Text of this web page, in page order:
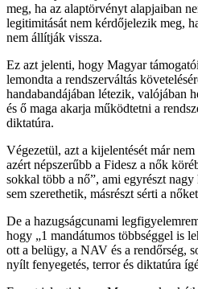
meg, ha az alaptörvényt alapjaiban
legitimitását nem kérdőjelezik meg,
nem állítják vissza.
Ez azt jelenti, hogy Magyar
lemondta a rendszerváltás
handabandájában létezik, valójában
és ő maga akarja működtetni a
diktatúra.
Végezetül, azt a kijelentését már
azért népszerűbb a Fidesz a nők
sokkal több a nő”, ami egyrészt
sem szerethetik, másrészt sérti a
De a hazugságcunami
hogy „1 mandátumos többséggel is
ott a belügy, a NAV és a rendőrség,
nyílt fenyegetés, terror és diktatúra